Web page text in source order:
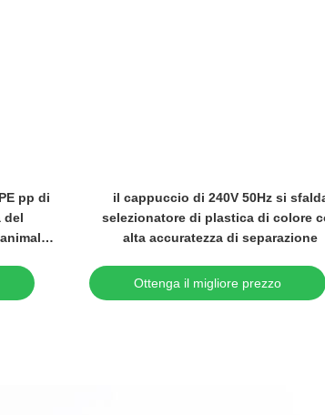
Scivoli di plastica della macchina 5 del
selezionatore di colore del PE dell'HDPE
del PVC dell'ANIMALE DOMESTICO pp 320
Ottenga il migliore prezzo